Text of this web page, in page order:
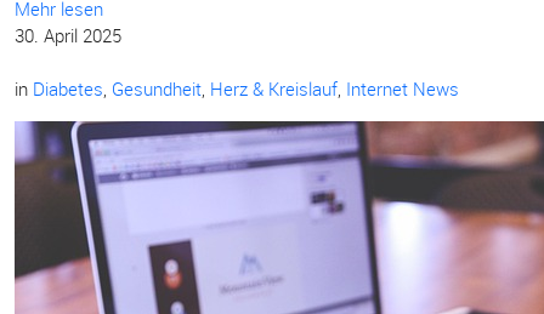
Mehr lesen
30. April 2025
in Diabetes, Gesundheit, Herz & Kreislauf, Internet News